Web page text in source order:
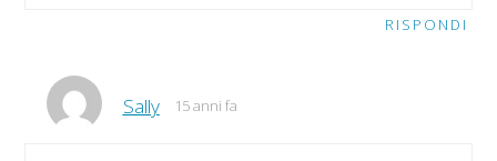
RISPONDI
Sally 15 anni fa